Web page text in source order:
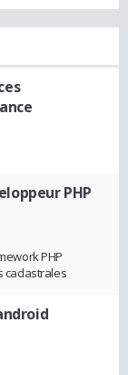
PHP
PHP
cadastrales